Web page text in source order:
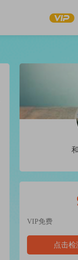
VIP免费
点击